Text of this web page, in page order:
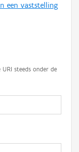
een vaststelling
steeds onder de